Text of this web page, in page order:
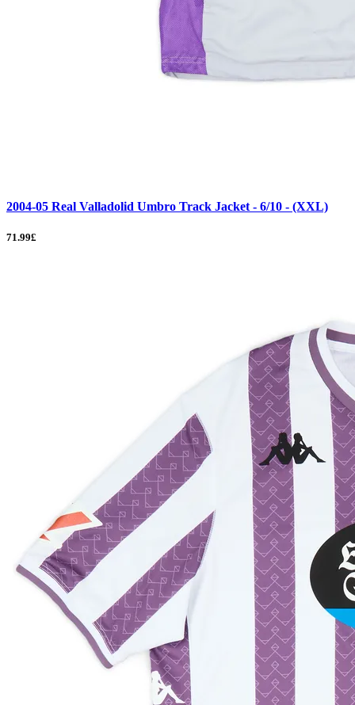
2004-05 Real Valladolid Umbro Track Jacket - 6/10 - (XXL)
71.99£